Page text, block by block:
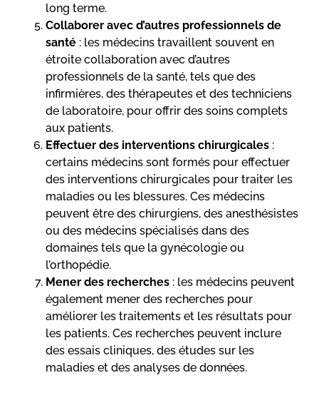
long terme.
Collaborer avec d’autres professionnels de
santé : les médecins travaillent souvent en
étroite collaboration avec d’autres
professionnels de la santé, tels que des
infirmières, des thérapeutes et des techniciens
de laboratoire, pour offrir des soins complets
aux patients.
Effectuer des interventions chirurgicales :
certains médecins sont formés pour effectuer
des interventions chirurgicales pour traiter les
maladies ou les blessures. Ces médecins
peuvent être des chirurgiens, des anesthésistes
ou des médecins spécialisés dans des
domaines tels que la gynécologie ou
l’orthopédie.
Mener des recherches : les médecins peuvent
également mener des recherches pour
améliorer les traitements et les résultats pour
les patients. Ces recherches peuvent inclure
des essais cliniques, des études sur les
maladies et des analyses de données.